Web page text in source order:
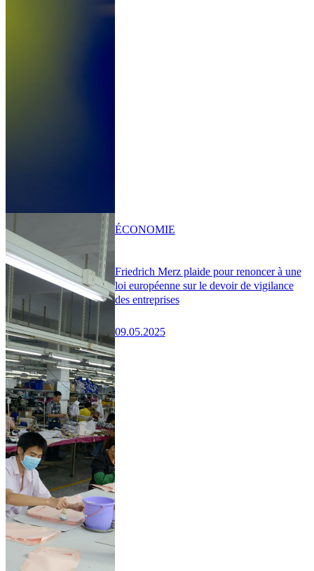
Friedrich Merz plaide pour renoncer à une
loi européenne sur le devoir de vigilance
des entreprises
09.05.2025
ÉCONOMIE